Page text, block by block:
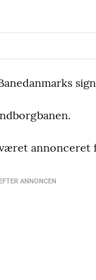
annonceret
ANNONCEN